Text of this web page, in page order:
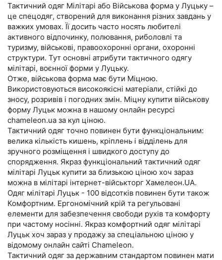
Тактичний одяг Мілітарі або Військова форма у Луцьку –
це спецодяг, створений для виконання різних завдань у
важких умовах. Її досить часто носять любителі
активного відпочинку, полювання, риболовлі та
туризму, військові, правоохоронні органи, охоронні
структури. Тут основні атрибути тактичного одягу
мілітарі, воєнної форми у Луцьку.
Отже, військова форма має бути Міцною.
Використовуються високоякісні матеріали, стійкі до
зносу, розривів і погодних змін. Міцну купити військову
форму Луцьк можна в нашому онлайн ресурсі
chameleon.ua за кул ціною.
Тактичний одяг точно повинен бути функціональним:
велика кількість кишень, кріплень і відділень для
зручного розміщення і швидкого доступу до
спорядження. Якраз функціональний тактичний одяг
мілітарі Луцьк купити за близькою ціною хоч зараз
можна в мілітарі інтернет-військторг Хамелеон.UA.
Одяг мілітарі Луцьк - 100 відсотків повинен бути також
Комфортним. Ергономічний крій та регульовані
елементи для забезпечення свободи рухів та комфорту
при частому носінні. Якраз комфортний одяг мілітарі
Луцьк хоч зараз у продажу за спеціальною ціною у
відомому онлайн сайті Chameleon.
Тактичний одяг за державним стандартом повинен мати